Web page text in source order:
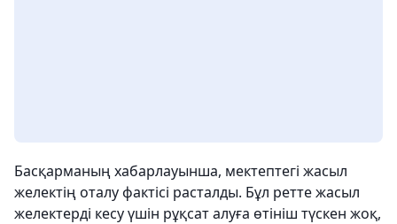
Басқарманың хабарлауынша, мектептегі жасыл
желектің оталу фактісі расталды. Бұл ретте жасыл
желектерді кесу үшін рұқсат алуға өтініш түскен жоқ,